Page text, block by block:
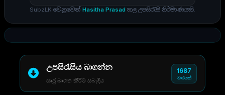
SubzLK වෙනුවෙන් Hasitha Prasad කළ උපසිරැසි නිර්මාණයකි.
උපසිරැසිය බාගන්න
සෘජු බාගත කිරීම් සබැඳිය
1687
වාරයක්